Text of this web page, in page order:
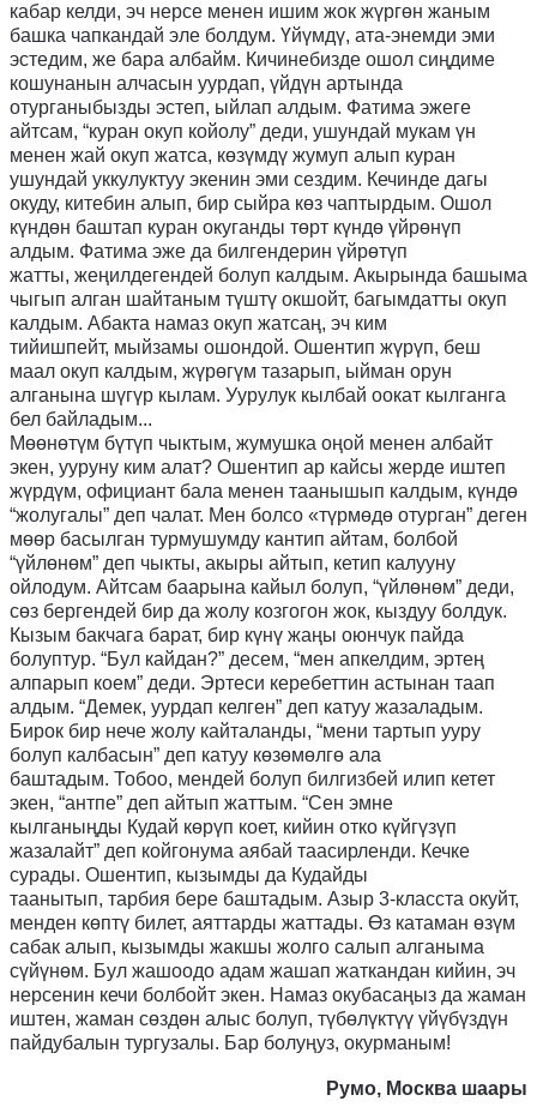
кабар келди, эч нерсе менен ишим жок жүргөн жаным
башка чапкандай эле болдум. Үйүмдү, ата-энемди эми
эстедим, же бара албайм. Кичинебизде ошол сиңдиме
кошунанын алчасын уурдап, үйдүн артында
отурганыбызды эстеп, ыйлап алдым. Фатима эжеге
айтсам, “куран окуп койолу” деди, ушундай мукам үн
менен жай окуп жатса, көзүмдү жумуп алып куран
ушундай уккулуктуу экенин эми сездим. Кечинде дагы
окуду, китебин алып, бир сыйра көз чаптырдым. Ошол
күндөн баштап куран окуганды төрт күндө үйрөнүп
алдым. Фатима эже да билгендерин үйрөтүп
жатты, жеңилдегендей болуп калдым. Акырында башыма
чыгып алган шайтаным түштү окшойт, багымдатты окуп
калдым. Абакта намаз окуп жатсаң, эч ким
тийишпейт, мыйзамы ошондой. Ошентип жүрүп, беш
маал окуп калдым, жүрөгүм тазарып, ыйман орун
алганына шүгүр кылам. Уурулук кылбай оокат кылганга
бел байладым...
Мөөнөтүм бүтүп чыктым, жумушка оңой менен албайт
экен, ууруну ким алат? Ошентип ар кайсы жерде иштеп
жүрдүм, официант бала менен таанышып калдым, күндө
“жолугалы” деп чалат. Мен болсо «түрмөдө отурган” деген
мөөр басылган турмушумду кантип айтам, болбой
“үйлөнөм” деп чыкты, акыры айтып, кетип калууну
ойлодум. Айтсам баарына кайыл болуп, “үйлөнөм” деди,
сөз бергендей бир да жолу козгогон жок, кыздуу болдук.
Кызым бакчага барат, бир күнү жаңы оюнчук пайда
болуптур. “Бул кайдан?” десем, “мен апкелдим, эртең
алпарып коем” деди. Эртеси керебеттин астынан таап
алдым. “Демек, уурдап келген” деп катуу жазаладым.
Бирок бир нече жолу кайталанды, “мени тартып ууру
болуп калбасын” деп катуу көзөмөлгө ала
баштадым. Тобоо, мендей болуп билгизбей илип кетет
экен, “антпе” деп айтып жаттым. “Сен эмне
кылганыңды Кудай көрүп коет, кийин отко күйгүзүп
жазалайт” деп койгонума аябай таасирленди. Кечке
сурады. Ошентип, кызымды да Кудайды
таанытып, тарбия бере баштадым. Азыр 3-класста окуйт,
менден көптү билет, аяттарды жаттады. Өз катаман өзүм
сабак алып, кызымды жакшы жолго салып алганыма
сүйүнөм. Бул жашоодо адам жашап жаткандан кийин, эч
нерсенин кечи болбойт экен. Намаз окубасаңыз да жаман
иштен, жаман сөздөн алыс болуп, түбөлүктүү үйүбүздүн
пайдубалын тургузалы. Бар болуңуз, окурманым!
Румо, Москва шаары